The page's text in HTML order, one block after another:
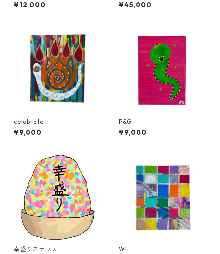
¥12,000 ¥45,000
celebrate
¥9,000
P&G
¥9,000
幸盛りステッカー WE